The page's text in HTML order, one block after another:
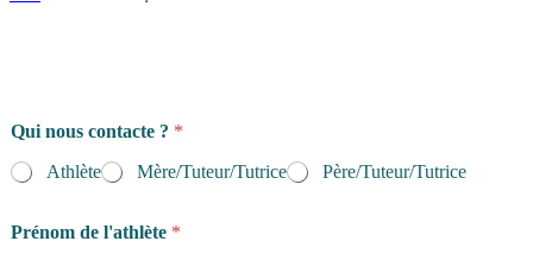
u
r
é
d
Qui nous contacte ? *
Athlète
Mère/Tuteur/Tutrice Père/Tuteur/Tutrice
Prénom de l'athlète *